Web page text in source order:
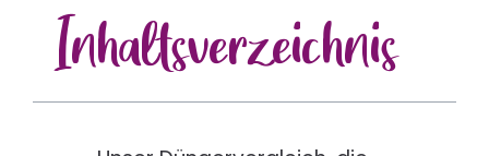
Inhaltsverzeichnis